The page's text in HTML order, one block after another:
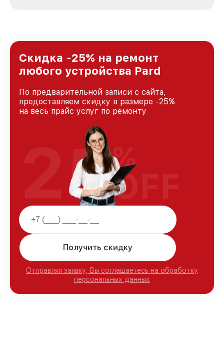
и лояльности наших клиентов.
Скидка -25% на ремонт
любого устройства Pard
По предварительной записи с сайта,
предоставляем скидку в размере -25%
на весь прайс услуг по ремонту
Получить скидку
Отправляя заявку, Вы соглашаетесь на обработку
персональных данных
25%
OFF